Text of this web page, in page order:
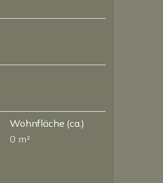
Wohnfläche (ca.)
0 m²